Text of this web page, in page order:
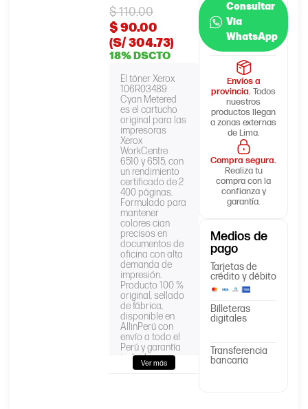
$110.00
$90.00
(S/ 304.73)
18% DSCTO
El tóner Xerox
106R03489
Cyan Metered
es el cartucho
original para las
impresoras
Xerox
WorkCentre
6510 y 6515, con
un rendimiento
certificado de 2
400 páginas.
Formulado para
mantener
colores cian
precisos en
documentos de
oficina con alta
demanda de
impresión.
Producto 100 %
original, sellado
de fábrica,
disponible en
AllinPerú con
envío a todo el
Perú y garantía
incluida.Ver más
Consultar
Via
WhatsApp
Envíos a
provincia.Todos
nuestros
productos llegan
a zonas externas
de Lima.
Compra segura.
Realiza tu
compra con la
confianza y
garantía.
Medios de
pago
Tarjetas de
crédito y débito
Billeteras
digitales
Transferencia
bancaria